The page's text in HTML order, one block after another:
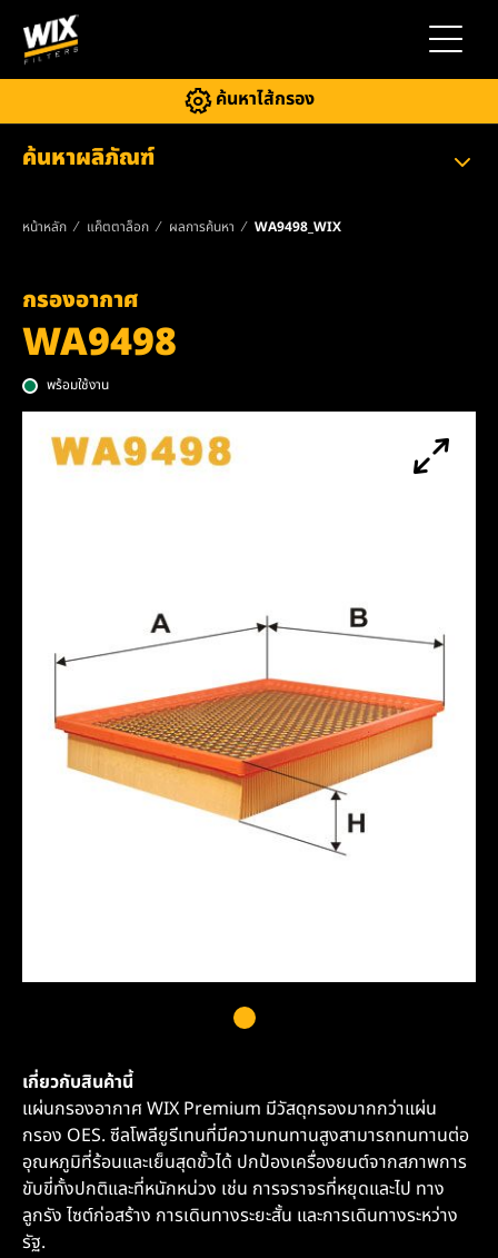
สลับการ
ค้นหาไส้กรอง
ค้นหาผลิภัณฑ์
หน้าหลัก แค็ตตาล็อก ผลการค้นหา WA9498_WIX
กรองอากาศ
WA9498
พร้อมใช้งาน
เกี่ยวกับสินค้านี้
แผ่นกรองอากาศ WIX Premium มีวัสดุกรองมากกว่าแผ่น
กรอง OES. ซีลโพลียูรีเทนที่มีความทนทานสูงสามารถทนทานต่อ
อุณหภูมิที่ร้อนและเย็นสุดขั้วได้ ปกป้องเครื่องยนต์จากสภาพการ
ขับขี่ทั้งปกติและที่หนักหน่วง เช่น การจราจรที่หยุดและไป ทาง
ลูกรัง ไซต์ก่อสร้าง การเดินทางระยะสั้น และการเดินทางระหว่าง
รัฐ.